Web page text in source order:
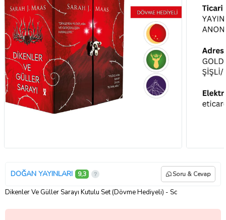
DOĞAN YAYINLARI 9,3 Soru & Cevap
Dikenler Ve Güller Sarayı Kutulu Set (Dövme Hediyeli) - Sc